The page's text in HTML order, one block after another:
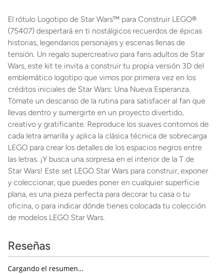
El rótulo Logotipo de Star Wars™ para Construir LEGO®
(75407) despertará en ti nostálgicos recuerdos de épicas
historias, legendarios personajes y escenas llenas de
tensión. Un regalo supercreativo para fans adultos de Star
Wars, este kit te invita a construir tu propia versión 3D del
emblemático logotipo que vimos por primera vez en los
créditos iniciales de Star Wars: Una Nueva Esperanza.
Tómate un descanso de la rutina para satisfacer al fan que
llevas dentro y sumergirte en un proyecto divertido,
creativo y gratificante. Reproduce los suaves contornos de
cada letra amarilla y aplica la clásica técnica de sobrecarga
LEGO para crear los detalles de los espacios negros entre
las letras. ¡Y busca una sorpresa en el interior de la T de
Star Wars! Este set LEGO Star Wars para construir, exponer
y coleccionar, que puedes poner en cualquier superficie
plana, es una pieza perfecta para decorar tu casa o tu
oficina, o para indicar dónde tienes colocada tu colección
de modelos LEGO Star Wars.
Reseñas
Cargando el resumen…